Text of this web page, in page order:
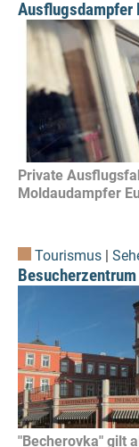
Ausflugsdampfer
Private
Moldaudampfer
Tourismus |
"Becherovka" gilt